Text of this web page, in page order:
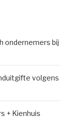
ondernemers bij
volgens
+ Kienhuis